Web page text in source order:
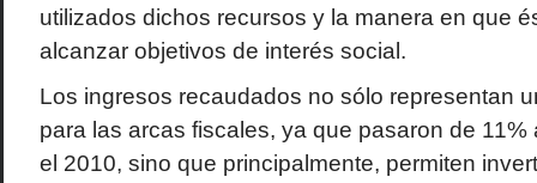
utilizados dichos recursos y la manera en que
alcanzar objetivos de interés social.
Los ingresos recaudados no sólo representan
para las arcas fiscales, ya que pasaron de 11%
el 2010, sino que principalmente, permiten